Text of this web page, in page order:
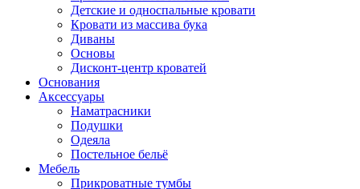
Детские и односпальные кровати
Кровати из массива бука
Диваны
Основы
Дисконт-центр кроватей
Основания
Аксессуары
Наматрасники
Подушки
Одеяла
Постельное бельё
Мебель
Прикроватные тумбы